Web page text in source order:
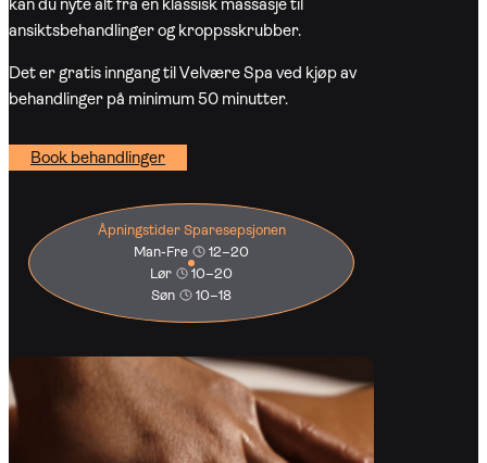
kan du nyte alt fra en klassisk massasje til
ansiktsbehandlinger og kroppsskrubber.
Det er gratis inngang til Velvære Spa ved kjøp av
behandlinger på minimum 50 minutter.
Book behandlinger
Åpningstider Sparesepsjonen
Man-Fre
12–20
Lør
10–20
Søn
10–18